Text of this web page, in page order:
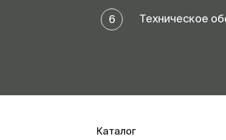
6 Техническое
Каталог